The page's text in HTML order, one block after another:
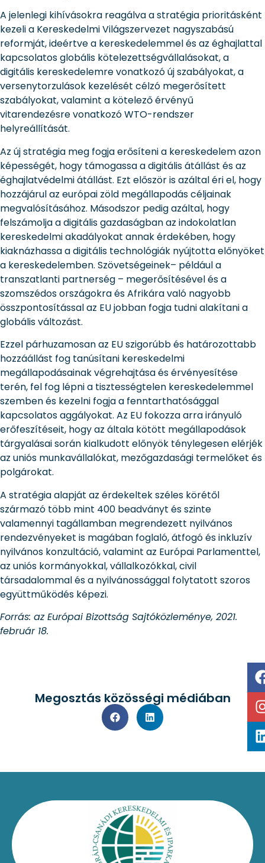
A jelenlegi kihívásokra reagálva a stratégia prioritásként
kezeli a Kereskedelmi Világszervezet nagyszabású
reformját, ideértve a kereskedelemmel és az éghajlattal
kapcsolatos globális kötelezettségvállalásokat, a
digitális kereskedelemre vonatkozó új szabályokat, a
versenytorzulások kezelését célzó megerősített
szabályokat, valamint a kötelező érvényű
vitarendezésre vonatkozó WTO-rendszer
helyreállítását.
Az új stratégia meg fogja erősíteni a kereskedelem azon
képességét, hogy támogassa a digitális átállást és az
éghajlatvédelmi átállást. Ezt először is azáltal éri el, hogy
hozzájárul az európai zöld megállapodás céljainak
megvalósításához. Másodszor pedig azáltal, hogy
felszámolja a digitális gazdaságban az indokolatlan
kereskedelmi akadályokat annak érdekében, hogy
kiaknázhassa a digitális technológiák nyújtotta előnyöket
a kereskedelemben. Szövetségeinek– például a
transzatlanti partnerség – megerősítésével és a
szomszédos országokra és Afrikára való nagyobb
összpontosítással az EU jobban fogja tudni alakítani a
globális változást.
Ezzel párhuzamosan az EU szigorúbb és határozottabb
hozzáállást fog tanúsítani kereskedelmi
megállapodásainak végrehajtása és érvényesítése
terén, fel fog lépni a tisztességtelen kereskedelemmel
szemben és kezelni fogja a fenntarthatósággal
kapcsolatos aggályokat. Az EU fokozza arra irányuló
erőfeszítéseit, hogy az általa kötött megállapodások
tárgyalásai során kialkudott előnyök ténylegesen elérjék
az uniós munkavállalókat, mezőgazdasági termelőket és
polgárokat.
A stratégia alapját az érdekeltek széles körétől
származó több mint 400 beadványt és szinte
valamennyi tagállamban megrendezett nyilvános
rendezvényeket is magában foglaló, átfogó és inkluzív
nyilvános konzultáció, valamint az Európai Parlamenttel,
az uniós kormányokkal, vállalkozókkal, civil
társadalommal és a nyilvánossággal folytatott szoros
együttműködés képezi.
Forrás: az Európai Bizottság Sajtóközleménye, 2021.
február 18.
Megosztás közösségi médiában